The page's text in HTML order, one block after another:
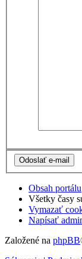
Obsah portálu
Všetky časy
Vymazať
Napísať
Založené na phpBB